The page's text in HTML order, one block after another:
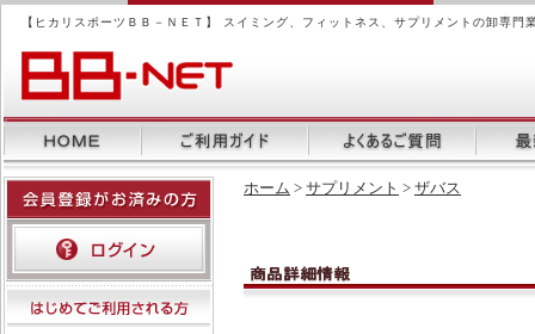
【ヒカリスポーツＢＢ－ＮＥＴ】 スイミング、フィットネス、サプリメントの卸専門
ホーム > サプリメント > ザバス